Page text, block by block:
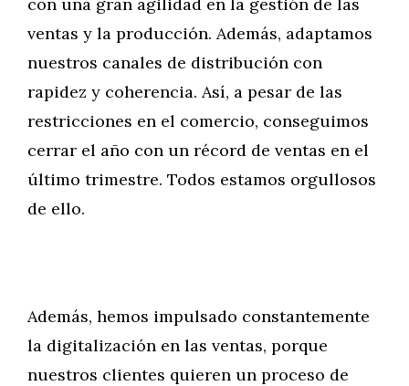
ventas y la producción. Además, adaptamos
nuestros canales de distribución con
rapidez y coherencia. Así, a pesar de las
restricciones en el comercio, conseguimos
cerrar el año con un récord de ventas en el
último trimestre. Todos estamos orgullosos
de ello.
Además, hemos impulsado constantemente
la digitalización en las ventas, porque
nuestros clientes quieren un proceso de